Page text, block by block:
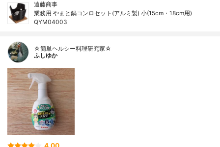
遠藤商事
業務用 やまと鍋コンロセット(アルミ製) 小(15cm・18cm用)
QYM04003
☆簡単ヘルシー料理研究家☆
ふしゆか